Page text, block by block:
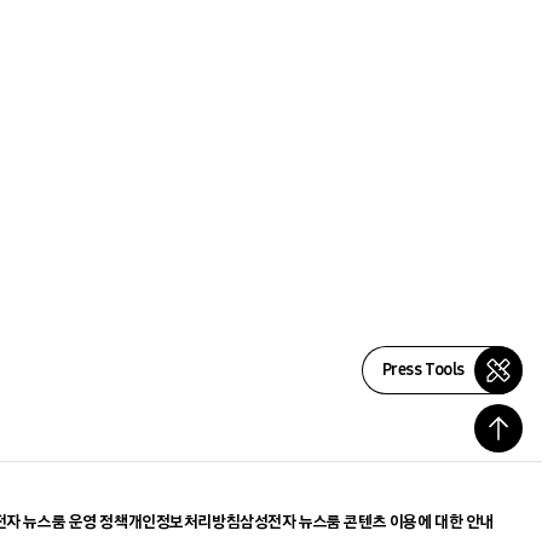
Press Tools
자 뉴스룸 운영 정책개인정보처리방침삼성전자 뉴스룸 콘텐츠 이용에 대한 안내